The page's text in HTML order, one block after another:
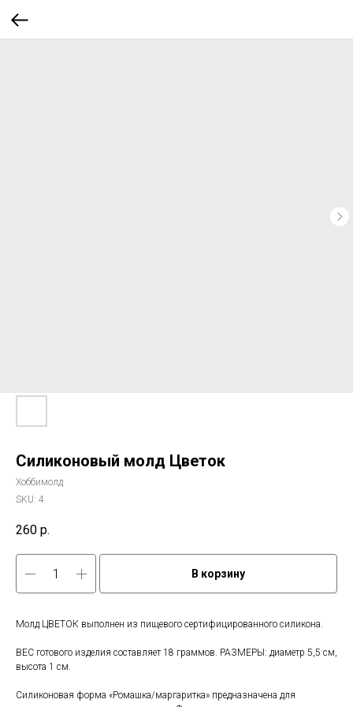
Силиконовый молд Цветок
Хоббимолд
SKU: 4
260 р.
В корзину
Молд ЦВЕТОК выполнен из пищевого сертифицированного силикона.
ВЕС готового изделия составляет 18 граммов. РАЗМЕРЫ: диаметр 5,5 см,
высота 1 см.
Силиконовая форма «Ромашка/маргаритка» предназначена для